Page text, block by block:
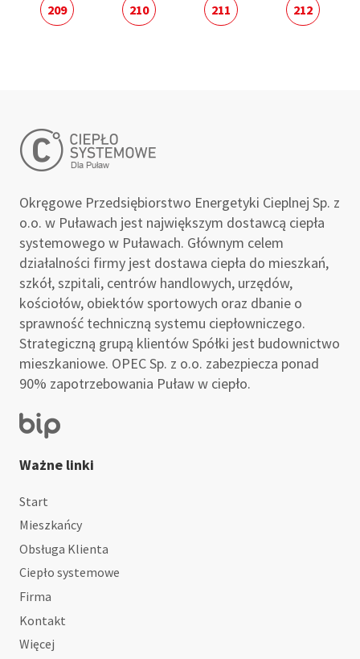
209 210 211 212
Okręgowe Przedsiębiorstwo Energetyki Cieplnej Sp. z
o.o. w Puławach jest największym dostawcą ciepła
systemowego w Puławach. Głównym celem
działalności firmy jest dostawa ciepła do mieszkań,
szkół, szpitali, centrów handlowych, urzędów,
kościołów, obiektów sportowych oraz dbanie o
sprawność techniczną systemu ciepłowniczego.
Strategiczną grupą klientów Spółki jest budownictwo
mieszkaniowe. OPEC Sp. z o.o. zabezpiecza ponad
90% zapotrzebowania Puław w ciepło.
Ważne linki
Start
Mieszkańcy
Obsługa Klienta
Ciepło systemowe
Firma
Kontakt
Więcej